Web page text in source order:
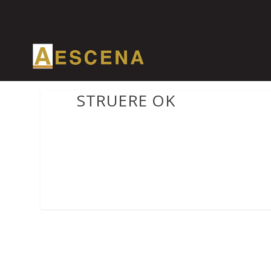
STRUERE OK